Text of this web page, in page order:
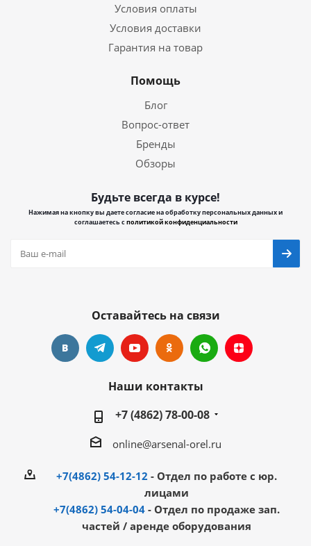
Условия оплаты
Условия доставки
Гарантия на товар
Помощь
Блог
Вопрос-ответ
Бренды
Обзоры
Будьте всегда в курсе!
Нажимая на кнопку вы даете согласие на обработку персональных данных и
соглашаетесь сполитикой конфиденциальности
Оставайтесь на связи
Наши контакты
+7 (4862) 78-00-08
online@arsenal-orel.ru
+7(4862) 54-12-12 - Отдел по работе с юр.
лицами
+7(4862) 54-04-04 - Отдел по продаже зап.
частей / аренде оборудования